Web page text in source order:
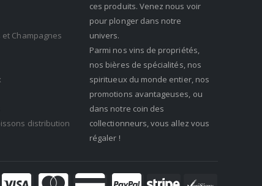
Champagnes
distribution
ces produits. Venez nous voir
pour plonger dans notre
univers.
Parmi nos vins de propriétés,
nos bières de spécialités, nos
spiritueux du monde entier, nos
promotions avantageuses, ou
dans notre coin des
collectionneurs, vous allez vous
régaler !